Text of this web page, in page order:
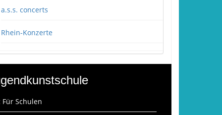
a.s.s. concerts
Rhein-Konzerte
Für Schulen